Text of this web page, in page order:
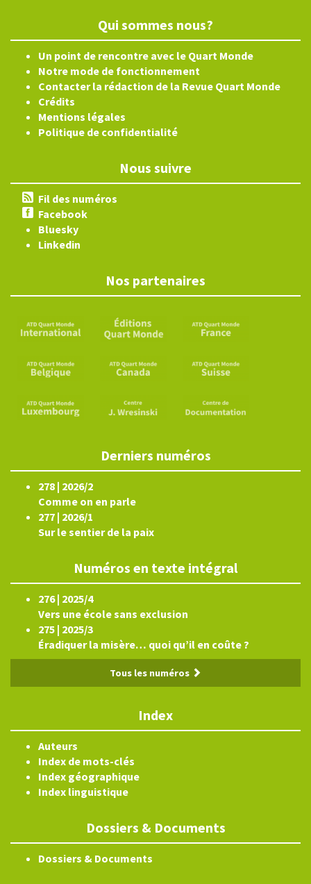
Qui sommes nous?
Un point de rencontre avec le Quart Monde
Notre mode de fonctionnement
Contacter la rédaction de la Revue Quart Monde
Crédits
Mentions légales
Politique de confidentialité
Nous suivre
Fil des numéros
Facebook
Bluesky
Linkedin
Nos partenaires
Derniers numéros
278 | 2026/2
Comme on en parle
277 | 2026/1
Sur le sentier de la paix
Numéros en texte intégral
276 | 2025/4
Vers une école sans exclusion
275 | 2025/3
Éradiquer la misère… quoi qu’il en coûte ?
Tous les numéros
Index
Auteurs
Index de mots-clés
Index géographique
Index linguistique
Dossiers & Documents
Dossiers & Documents